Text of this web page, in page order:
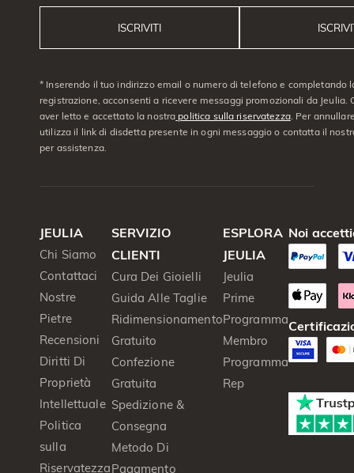
ISCRIVITI
* Inserendo il tuo indirizzo email o numero di telefono e completando
registrazione, acconsenti a ricevere messaggi promozionali da Jeulia.
aver letto e accettato la nostra politica sulla riservatezza. Per
utilizza il link di disdetta presente in ogni messaggio o contatta il
per assistenza.
JEULIA
Chi Siamo
Contattaci
Nostre
Pietre
Recensioni
Diritti Di
Proprietà
Intellettuale
Politica
sulla
Riservatezza
SERVIZIO
CLIENTI
Cura Dei Gioielli
Guida Alle Taglie
Ridimensionamento
Gratuito
Confezione
Gratuita
Spedizione &
Consegna
Metodo Di
Pagamento
ESPLORA
JEULIA
Jeulia
Prime
Programma
Membro
Programma
Rep
Noi